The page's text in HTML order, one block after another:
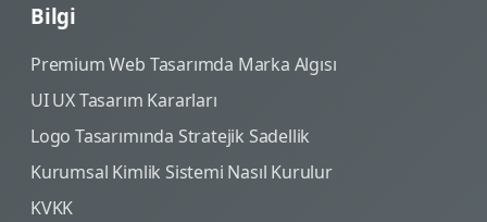
Bilgi
Premium Web Tasarımda Marka Algısı
UI UX Tasarım Kararları
Logo Tasarımında Stratejik Sadellik
Kurumsal Kimlik Sistemi Nasıl Kurulur
KVKK